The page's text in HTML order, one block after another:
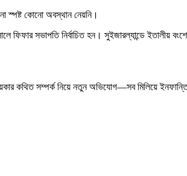
কোনো অবস্থান নেয়নি।
সভাপতি নির্বাচিত হন। সুইজারল্যান্ডে ইতালীয়
কথিত সম্পর্ক নিয়ে নতুন অভিযোগ—সব মিলিয়ে